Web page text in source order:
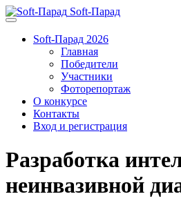
Soft-Парад
Soft-Парад 2026
Главная
Победители
Участники
Фоторепортаж
О конкурсе
Контакты
Вход и регистрация
Разработка
неинвазивной